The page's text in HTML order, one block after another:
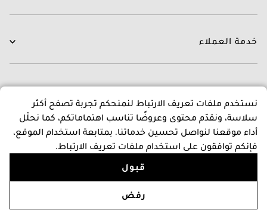
أضف إلى السلة
العناية بالشعر
العلامات التجارية
العروض
خدمة العملاء
التوصيل
التبديل و الاسترجاع
الدفع
اسئلة و اجوبة
برنامج نقاط المكافات
عن متجرنا
عن بشرة كير
المدونون
سياسات
سياسة الخصوصية والأمان
نستخدم ملفات تعريف الارتباط لنمنحكم تجربة تصفح أكثر
سلاسة، ونقدّم محتوى وعروضًا تناسب اهتماماتكم، كما نحلّل
أداء موقعنا لنواصل تحسين خدماتنا. بمتابعة استخدام الموقع،
فإنكم توافقون على استخدام ملفات تعريف الارتباط.
قبول
رفض